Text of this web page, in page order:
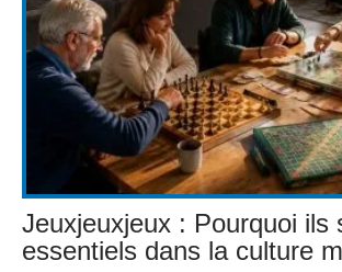
Jeuxjeuxjeux : Pourquoi ils
essentiels dans la culture